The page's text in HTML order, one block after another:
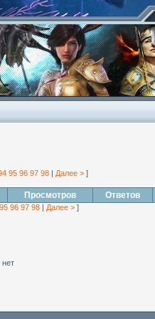
95 96 97 98 | Далее > ]
Просмотров Ответов
95 96 97 98 | Далее > ]